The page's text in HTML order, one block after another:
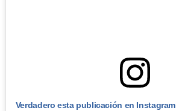
Verdadero esta publicación en Instagram